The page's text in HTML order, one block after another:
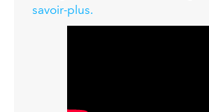
savoir-plus.